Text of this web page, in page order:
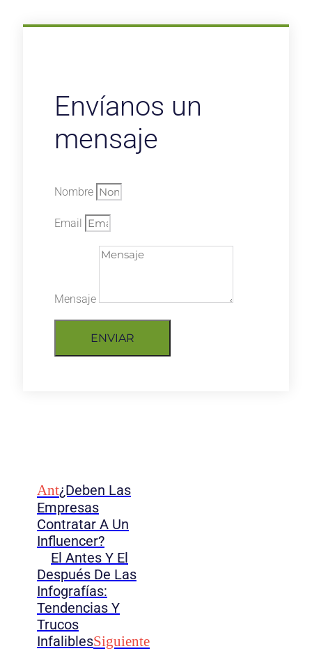
Envíanos un
mensaje
Nombre
Email
Mensaje
ENVIAR
Ant¿Deben Las
Empresas
Contratar A Un
Influencer?
El Antes Y El
Después De Las
Infografías:
Tendencias Y
Trucos
InfaliblesSiguiente